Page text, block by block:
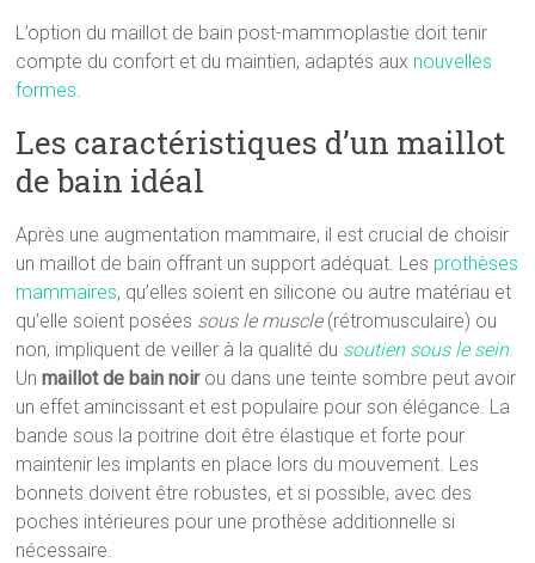
L’option du maillot de bain post-mammoplastie doit tenir
compte du confort et du maintien, adaptés aux nouvelles
formes.
Les caractéristiques d’un maillot
de bain idéal
Après une augmentation mammaire, il est crucial de choisir
un maillot de bain offrant un support adéquat. Les prothèses
mammaires, qu’elles soient en silicone ou autre matériau et
qu’elle soient posées sous le muscle(rétromusculaire) ou
non, impliquent de veiller à la qualité du soutien sous le sein.
Unmaillot de bain noirou dans une teinte sombre peut avoir
un effet amincissant et est populaire pour son élégance. La
bande sous la poitrine doit être élastique et forte pour
maintenir les implants en place lors du mouvement. Les
bonnets doivent être robustes, et si possible, avec des
poches intérieures pour une prothèse additionnelle si
nécessaire.